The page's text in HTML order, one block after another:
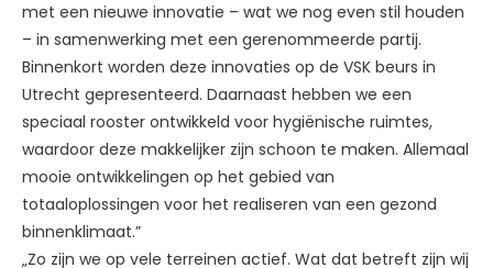
met een nieuwe innovatie – wat we nog even stil houden
– in samenwerking met een gerenommeerde partij.
Binnenkort worden deze innovaties op de VSK beurs in
Utrecht gepresenteerd. Daarnaast hebben we een
speciaal rooster ontwikkeld voor hygiënische ruimtes,
waardoor deze makkelijker zijn schoon te maken. Allemaal
mooie ontwikkelingen op het gebied van
totaaloplossingen voor het realiseren van een gezond
binnenklimaat.”
„Zo zijn we op vele terreinen actief. Wat dat betreft zijn wij